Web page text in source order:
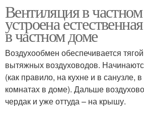
пластиковой
канализации
Вентиляция в доме
Вентиляция в
устроена
в частном доме
Воздухообмен обеспечивается
вытяжных воздуховодов.
(как правило, на кухне и в санузле,
комнатах в доме). Дальше
чердак и уже оттуда – на крышу.